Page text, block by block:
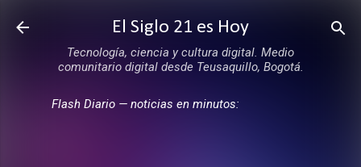
Ir al contenido principal
El Siglo 21 es Hoy
Tecnología, ciencia y cultura digital. Medio
comunitario digital desde Teusaquillo, Bogotá.
Flash Diario — noticias en minutos: